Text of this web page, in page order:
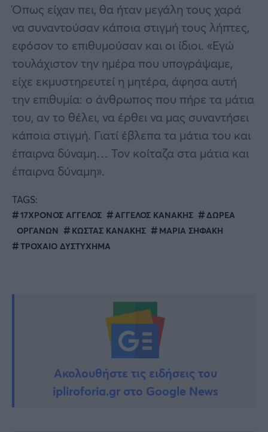
Όπως είχαν πει, θα ήταν μεγάλη τους χαρά
να συναντούσαν κάποια στιγμή τους λήπτες,
εφόσον το επιθυμούσαν και οι ίδιοι. «Εγώ
τουλάχιστον την ημέρα που υπογράψαμε,
είχε εκμυστηρευτεί η μητέρα, άφησα αυτή
την επιθυμία: ο άνθρωπος που πήρε τα μάτια
του, αν το θέλει, να έρθει να μας συναντήσει
κάποια στιγμή. Γιατί έβλεπα τα μάτια του και
έπαιρνα δύναμη… Τον κοίταζα στα μάτια και
έπαιρνα δύναμη».
TAGS:
17ΧΡΟΝΟΣ ΑΓΓΕΛΟΣ ΑΓΓΕΛΟΣ ΚΑΝΑΚΗΣ
ΔΩΡΕΑ
ΟΡΓΑΝΩΝ
ΚΩΣΤΑΣ ΚΑΝΑΚΗΣ
ΜΑΡΙΑ ΣΗΦΑΚΗ
ΤΡΟΧΑΙΟ ΔΥΣΤΥΧΗΜΑ
Ακολουθήστε τις ειδήσεις του
ipliroforia.gr στο Google News